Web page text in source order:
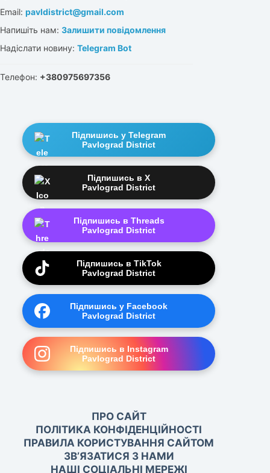
Email: pavldistrict@gmail.com
Напишіть нам: Залишити повідомлення
Надіслати новину: Telegram Bot
Телефон: +380975697356
Підпишись у Telegram
Pavlograd District
Підпишись в X
Pavlograd District
Підпишись в Threads
Pavlograd District
Підпишись в TikTok
Pavlograd District
Підпишись у Facebook
Pavlograd District
Підпишись в Instagram
Pavlograd District
ПРО САЙТ
ПОЛІТИКА КОНФІДЕНЦІЙНОСТІ
ПРАВИЛА КОРИСТУВАННЯ САЙТОМ
ЗВ’ЯЗАТИСЯ З НАМИ
НАШІ СОЦІАЛЬНІ МЕРЕЖІ